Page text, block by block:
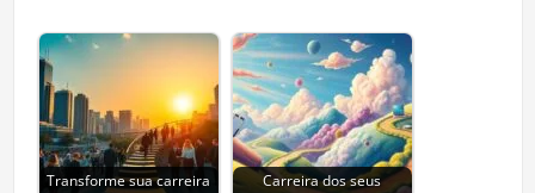
Transforme sua carreira
Carreira dos seus